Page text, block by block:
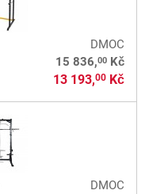
DMOC
15 836,00Kč
13 193,00Kč
DMOC